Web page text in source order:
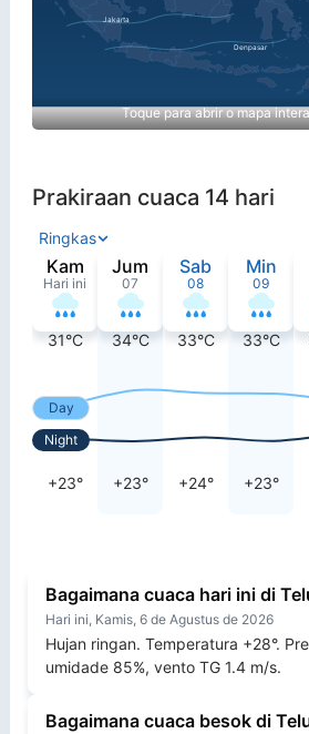
Toque para abrir o mapa
Prakiraan cuaca 14 hari
Ringkas
Kam
Hari ini
31°C
+23°
Jum
07
34°C
+23°
Sab
08
33°C
+24°
Min
09
33°C
+23°
Day
Night
Bagaimana cuaca hari ini di
Hari ini, Kamis, 6 de Agustus de 2026
Hujan ringan. Temperatura +28°.
umidade 85%, vento TG 1.4 m/s.
Bagaimana cuaca besok di